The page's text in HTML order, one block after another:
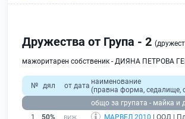
Дружества от Група - 2
мажоритарен собственик - ДИЯНА ПЕТРОВА
№ дял от дата наименование
(правна форма, седалище,
общо за групата - майка и